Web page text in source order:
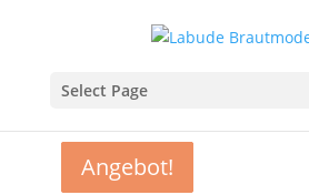
Select Page
Angebot!
Angebot!
Angebot!
Angebot!